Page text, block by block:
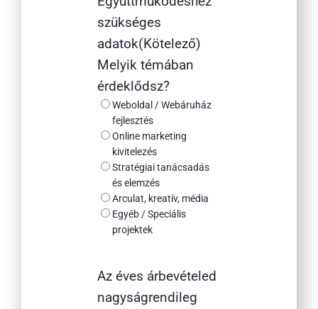
szükséges
adatok(Kötelező)
Melyik témában
érdeklődsz?
Weboldal / Webáruház
fejlesztés
Online marketing
kivitelezés
Stratégiai tanácsadás
és elemzés
Arculat, kreatív, média
Egyéb / Speciális
projektek
Az éves árbevételed
nagyságrendileg